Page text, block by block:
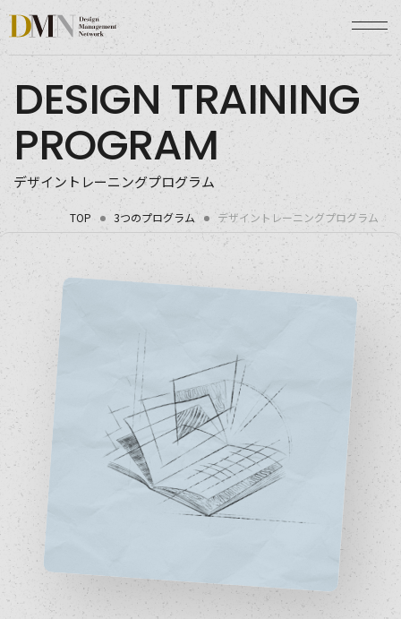
DMN | Design Management Network
DESIGN TRAINING
PROGRAM
デザイントレーニングプログラム
TOP 3つのプログラム デザイントレーニングプログラム